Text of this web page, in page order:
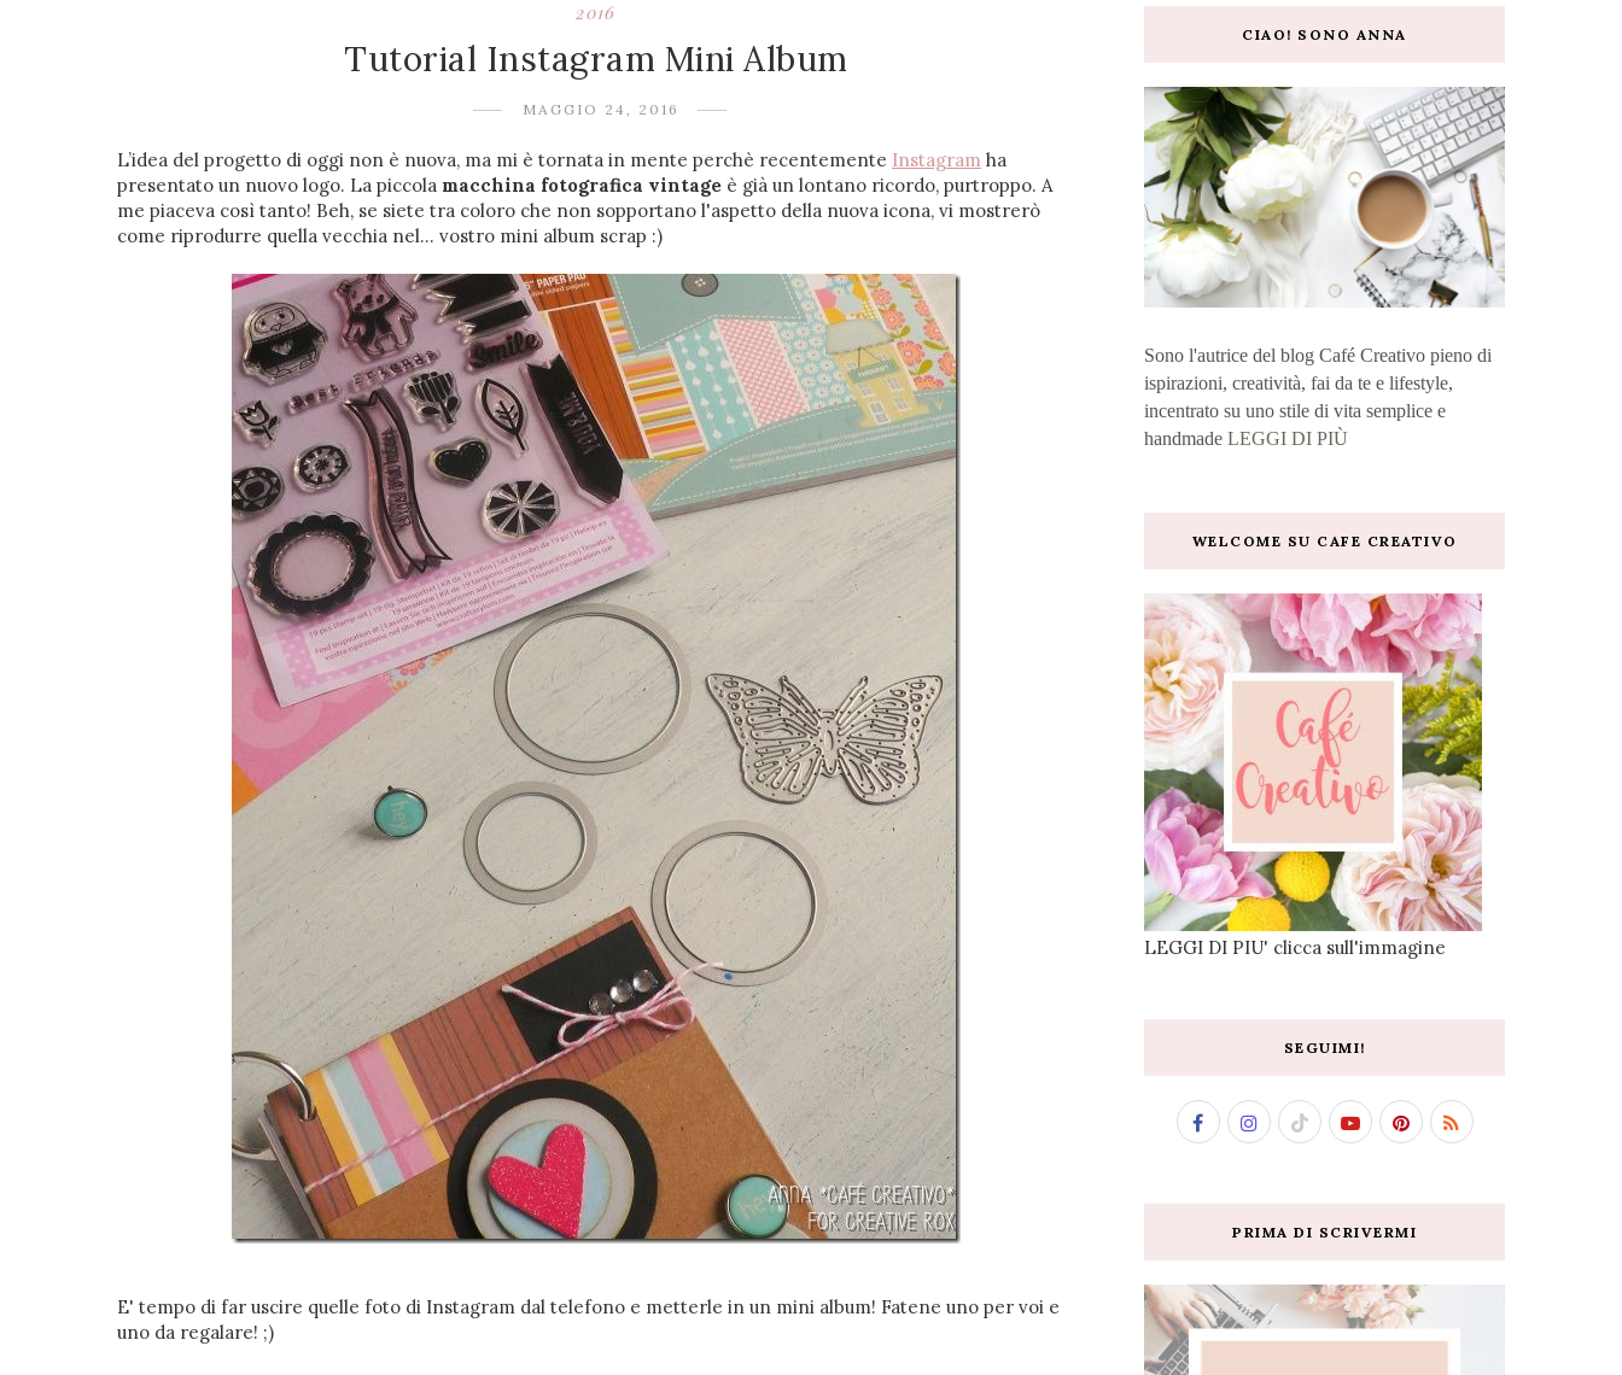
2016
Tutorial Instagram Mini Album
MAGGIO 24, 2016
L’idea del progetto di oggi non è nuova, ma mi è tornata in mente perchè recentemente Instagram ha
presentato un nuovo logo. La piccola macchina fotografica vintage è già un lontano ricordo, purtroppo. A
me piaceva così tanto! Beh, se siete tra coloro che non sopportano l'aspetto della nuova icona, vi mostrerò
come riprodurre quella vecchia nel... vostro mini album scrap :)
E' tempo di far uscire quelle foto di Instagram dal telefono e metterle in un mini album! Fatene uno per voi e
uno da regalare! ;)
CIAO! SONO ANNA
Sono l'autrice del blog Café Creativo pieno di
ispirazioni, creatività, fai da te e lifestyle,
incentrato su uno stile di vita semplice e
handmade LEGGI DI PIÙ
WELCOME SU CAFE CREATIVO
LEGGI DI PIU' clicca sull'immagine
SEGUIMI!
PRIMA DI SCRIVERMI